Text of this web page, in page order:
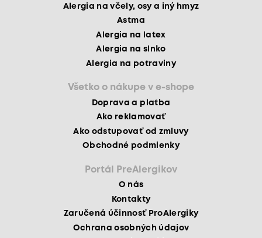
Alergia na včely, osy a iný hmyz
Astma
Alergia na latex
Alergia na slnko
Alergia na potraviny
Všetko o nákupe v e-shope
Doprava a platba
Ako reklamovať
Ako odstupovať od zmluvy
Obchodné podmienky
Portál PreAlergikov
O nás
Kontakty
Zaručená účinnosť ProAlergiky
Ochrana osobných údajov